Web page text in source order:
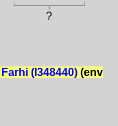
?
(I348440)(env